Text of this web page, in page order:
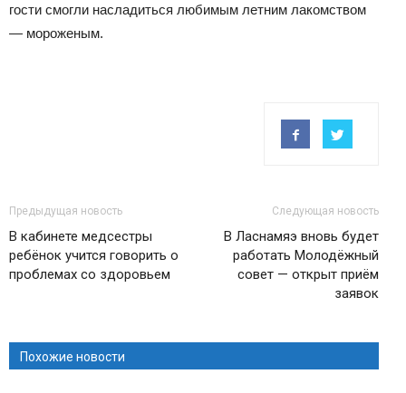
гости смогли насладиться любимым летним лакомством
— мороженым.
Предыдущая новость
В кабинете медсестры
ребёнок учится говорить о
проблемах со здоровьем
Следующая новость
В Ласнамяэ вновь будет
работать Молодёжный
совет — открыт приём
заявок
Похожие новости